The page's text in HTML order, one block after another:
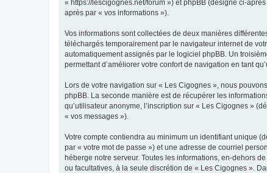
« https://lescigognes.net/forum ») et phpBB (désigné ci-
après par « vos informations »).
Vos informations sont collectées de deux manières
téléchargés temporairement par le navigateur internet de
automatiquement assignés par le logiciel phpBB. Un
permettant d’améliorer votre confort de navigation en tant
Lors de votre navigation sur « Les Cigognes », nous
phpBB. La seconde manière est de récupérer les
qu’utilisateur anonyme, l’inscription sur « Les Cigognes »
« vos messages »).
Votre compte contiendra au minimum un identifiant unique
par « votre mot de passe ») et une adresse de courriel
héberge notre serveur. Toutes les informations, en-dehors
ou facultatives, à la seule discrétion de « Les Cigognes ».